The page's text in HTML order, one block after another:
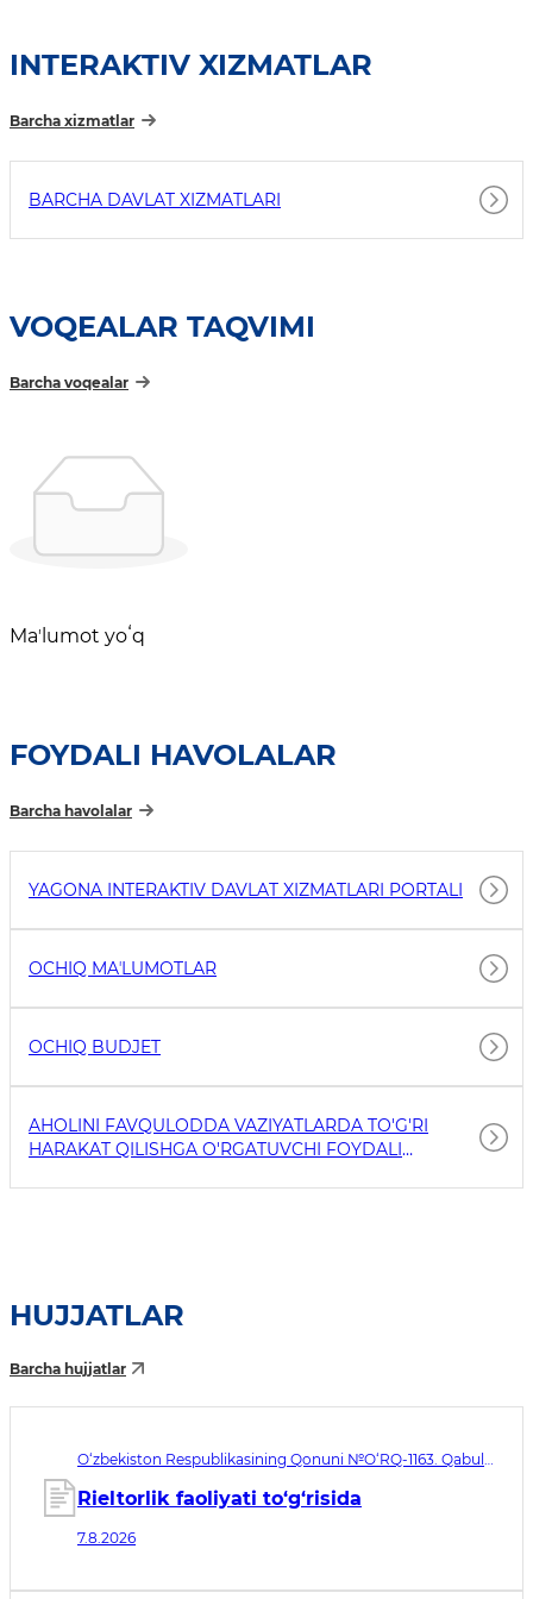
INTERAKTIV XIZMATLAR
Barcha xizmatlar
BARCHA DAVLAT XIZMATLARI
VOQEALAR TAQVIMI
Barcha voqealar
Maʼlumot yoʻq
FOYDALI HAVOLALAR
Barcha havolalar
YAGONA INTERAKTIV DAVLAT XIZMATLARI PORTALI
OCHIQ MAʼLUMOTLAR
OCHIQ BUDJET
AHOLINI FAVQULODDA VAZIYATLARDA TO'G'RI
HARAKAT QILISHGA O'RGATUVCHI FOYDALI
HUJJATLAR
Barcha hujjatlar
O‘zbekiston Respublikasining Qonuni №O‘RQ-1163. Qabul
Rieltorlik faoliyati to‘g‘risida
7.8.2026